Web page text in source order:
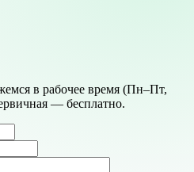
в рабочее время (Пн–Пт,
— бесплатно.